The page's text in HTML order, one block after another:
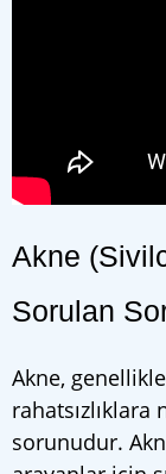
Akne
Sorulan
Akne,
sorunudur.